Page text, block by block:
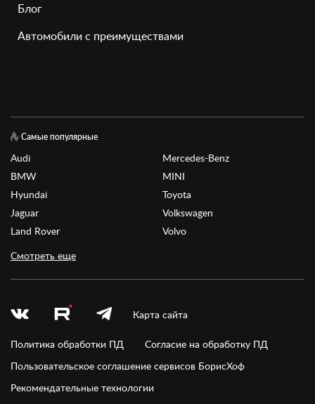
Блог
Автомобили с преимуществами
Самые популярные
Audi
BMW
Hyundai
Jaguar
Land Rover
Mercedes-Benz
MINI
Toyota
Volkswagen
Volvo
Смотреть еще
Карта сайта
Политика обработки ПД
Согласие на обработку ПД
Пользовательское соглашение сервисов БорисХоф
Рекомендательные технологии